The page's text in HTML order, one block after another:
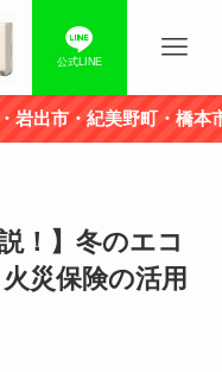
公式LINE
野町・橋本市・かつ
！】冬のエコ
災保険の活用